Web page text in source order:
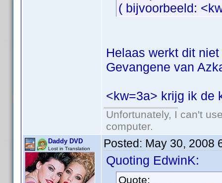
( bijvoorbeeld:
Helaas werkt dit
Gevangene van
<kw=3a> krijg ik de
Unfortunately, I can't
computer.
Daddy DVD
Lost in Translation Posted: May 30, 2008
Quoting EdwinK:
Quote: